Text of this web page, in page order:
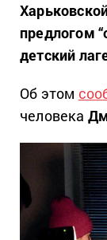
предлогом
детский
Об этом
человека